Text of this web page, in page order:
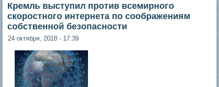
Кремль выступил против всемирного
скоростного интернета по соображениям
собственной безопасности
24 октября, 2018 - 17:39